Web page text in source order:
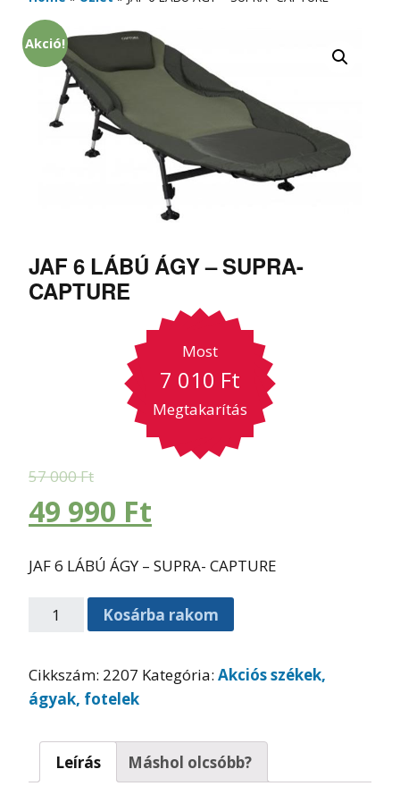
Akció!
JAF 6 LÁBÚ ÁGY – SUPRA-
CAPTURE
Most
7 010 Ft
Megtakarítás
57 000Ft
49 990 Ft
JAF 6 LÁBÚ ÁGY – SUPRA- CAPTURE
Kosárba rakom
Cikkszám: 2207 Kategória: Akciós székek,
ágyak, fotelek
Leírás Máshol olcsóbb?